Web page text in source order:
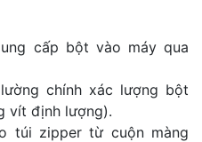
cấp bột vào máy qua
chính xác lượng bột
vít định lượng).
túi zipper từ cuộn màng